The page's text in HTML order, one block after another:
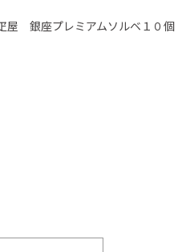
屋 銀座プレミアムソルベ１０個